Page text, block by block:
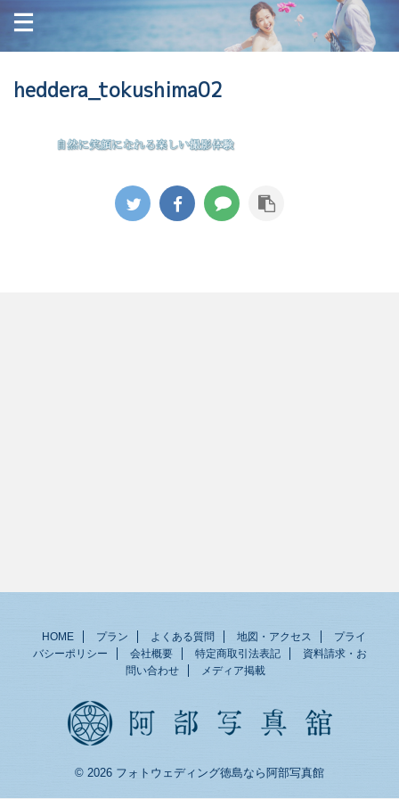
heddera_tokushima02
HOME プラン よくある質問 地図・アクセス
プライ
バシーポリシー
会社概要 特定商取引法表記
資料請求・お
問い合わせ
メディア掲載
© 2026 フォトウェディング徳島なら阿部写真館